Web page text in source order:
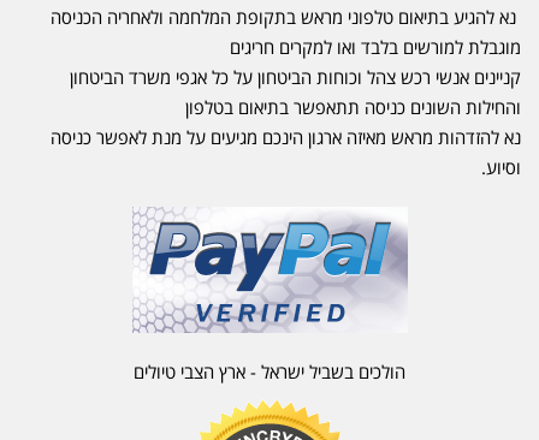
נא להגיע בתיאום טלפוני מראש בתקופת המלחמה ולאחריה הכניסה
מוגבלת למורשים בלבד ואו למקרים חריגים
קניינים אנשי רכש צהל וכוחות הביטחון על כל אגפי משרד הביטחון
והחילות השונים כניסה תתאפשר בתיאום בטלפון
נא להזדהות מראש מאיזה ארגון הינכם מגיעים על מנת לאפשר כניסה
וסיוע.
הולכים בשביל ישראל - ארץ הצבי טיולים